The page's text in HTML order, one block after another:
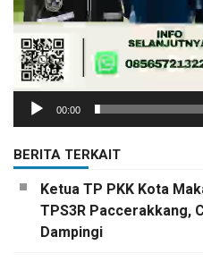
00:00
BERITA TERKAIT
Ketua TP PKK Kota
TPS3R Paccerakkang,
Dampingi